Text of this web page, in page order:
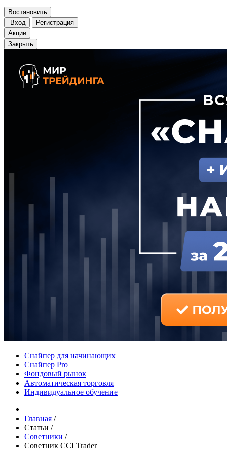
Вход
Регистрация
Акции
Закрыть
Снайпер для начинающих
Снайпер Pro
Фондовый рынок
Автоматическая торговля
Индивидуальное обучение
Главная /
Статьи /
Советники /
Советник CCI Trader